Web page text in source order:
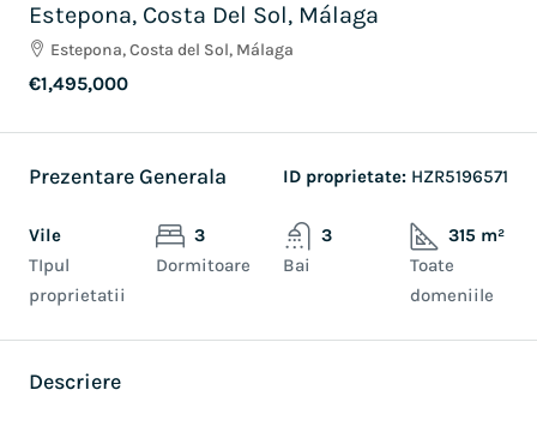
Estepona, Costa Del Sol, Málaga
Estepona, Costa del Sol, Málaga
€1,495,000
Prezentare Generala ID proprietate: HZR5196571
Vile
TIpul
proprietatii
3
Dormitoare
3
Bai
315 m²
Toate
domeniile
Descriere